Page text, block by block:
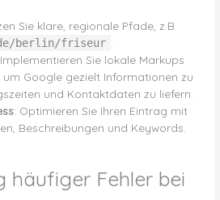
Sie klare, regionale Pfade, z.B.
berlin/friseur
Sie lokale Markups
um Google gezielt Informationen zu
und Kontaktdaten zu liefern.
: Optimieren Sie Ihren Eintrag mit
Beschreibungen und Keywords.
häufiger Fehler bei